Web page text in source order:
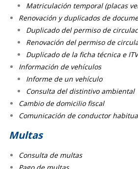
Matriculación temporal (placas
Renovación y duplicados de
Duplicado del permiso de
Renovación del permiso de
Duplicado de la ficha técnica e ITV
Información de vehículos
Informe de un vehículo
Consulta del distintivo ambiental
Cambio de domicilio fiscal
Comunicación de conductor
Multas
Consulta de multas